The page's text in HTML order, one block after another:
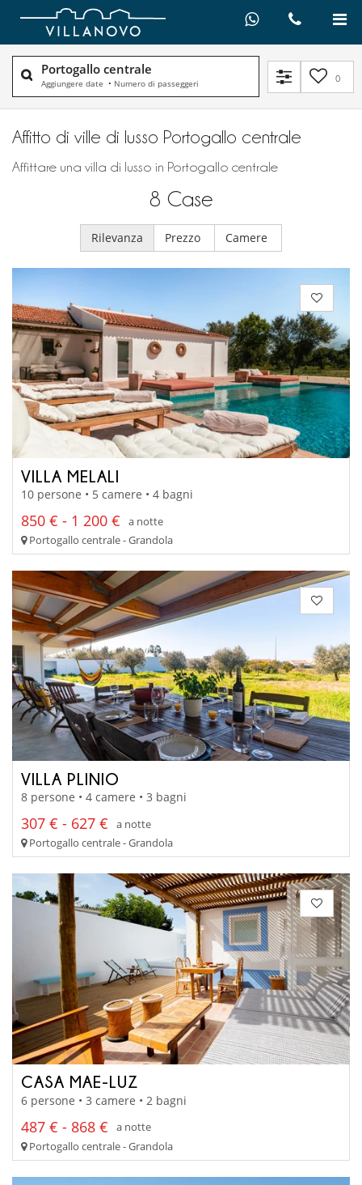
Portogallo centrale
Aggiungere date • Numero di passeggeri 0
Affitto di ville di lusso Portogallo centrale
Affittare una villa di lusso in Portogallo centrale
8 Case
Rilevanza Prezzo Camere
VILLA MELALI
10 persone • 5 camere • 4 bagni
850 € - 1 200 €
a notte
Portogallo centrale - Grandola
VILLA PLINIO
8 persone • 4 camere • 3 bagni
307 € - 627 €
a notte
Portogallo centrale - Grandola
CASA MAE-LUZ
6 persone • 3 camere • 2 bagni
487 € - 868 €
a notte
Portogallo centrale - Grandola